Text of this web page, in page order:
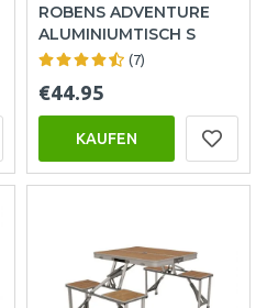
ROBENS ADVENTURE
ALUMINIUMTISCH S
(7)
€44.95
KAUFEN